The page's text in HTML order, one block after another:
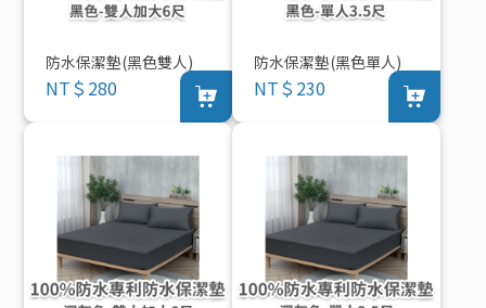
防水保潔墊(黑色雙人)
NT＄280
防水保潔墊(黑色單人)
NT＄230